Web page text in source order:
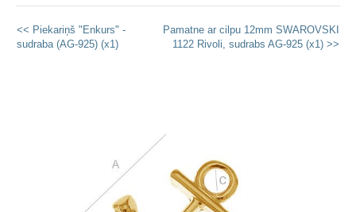
<< Piekariņš "Enkurs" -
sudraba (AG-925) (x1)
Pamatne ar cilpu 12mm SWAROVSKI
1122 Rivoli, sudrabs AG-925 (x1) >>